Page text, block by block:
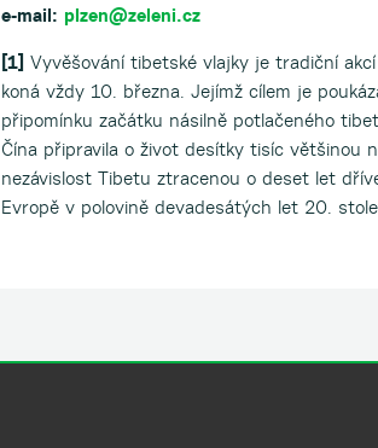
e-mail: plzen@zeleni.cz
[1] Vyvěšování tibetské vlajky je tradiční
koná vždy 10. března. Jejímž cílem je
připomínku začátku násilně potlačeného
Čína připravila o život desítky tisíc většinou
nezávislost Tibetu ztracenou o deset let
Evropě v polovině devadesátých let 20.